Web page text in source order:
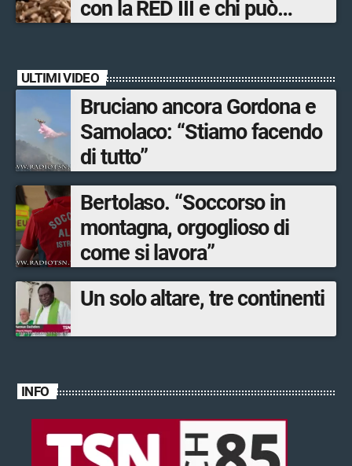
Regione Lombardia
con la RED III e chi può
ULTIMI VIDEO
Bruciano ancora Gordona e
Samolaco: “Stiamo facendo
di tutto”
Bertolaso. “Soccorso in
montagna, orgoglioso di
come si lavora”
Un solo altare, tre continenti
INFO